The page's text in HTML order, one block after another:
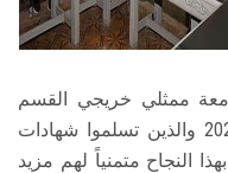
ممثلي خريجي القسم
الفرنسي بكلية التجارة لعام 2020/2021 والذين تسلموا شهادات
النجاح متمنياً لهم مزيد